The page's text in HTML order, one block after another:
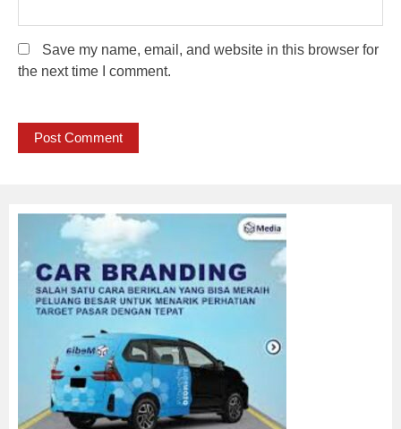
Save my name, email, and website in this browser for
the next time I comment.